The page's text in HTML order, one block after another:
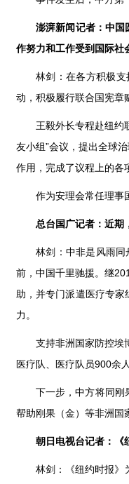
澎湃新闻记者：中国
作努力和工作受到国际社
林剑：在各方积极
动，积极履行联合国宪章
王毅外长专程赴纽约
友小组”会议，提出全球
作用，完成了议程上的各
作为安理会常任理事
总台国广记者：近期
林剑：中非是风雨
前，中国千里驰援。继
助，并专门派遣医疗专
力。
支持非洲国家防控埃
医疗队、医疗队员900余
下一步，中方将同刚
帮助刚果（金）等非洲国
朝日电视台记者：《
林剑：《纽约时报》